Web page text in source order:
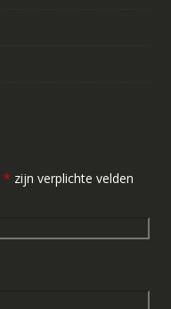
* zijn verplichte velden